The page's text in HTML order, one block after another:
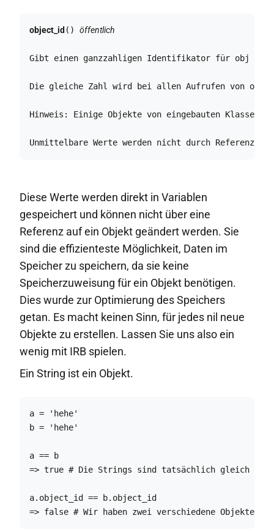
object_id () öffentlich
Gibt einen ganzzahligen Identifikator für obj
Die gleiche Zahl wird bei allen Aufrufen von
Hinweis: Einige Objekte von eingebauten
Unmittelbare Werte werden nicht durch Referenz
Diese Werte werden direkt in Variablen
gespeichert und können nicht über eine
Referenz auf ein Objekt geändert werden. Sie
sind die effizienteste Möglichkeit, Daten im
Speicher zu speichern, da sie keine
Speicherzuweisung für ein Objekt benötigen.
Dies wurde zur Optimierung des Speichers
getan. Es macht keinen Sinn, für jedes nil neue
Objekte zu erstellen. Lassen Sie uns also ein
wenig mit IRB spielen.
Ein String ist ein Objekt.
a = 'hehe'
b = 'hehe'
a == b
=> true # Die Strings sind tatsächlich gleich
a.object_id == b.object_id
=> false # Wir haben zwei verschiedene Objekte